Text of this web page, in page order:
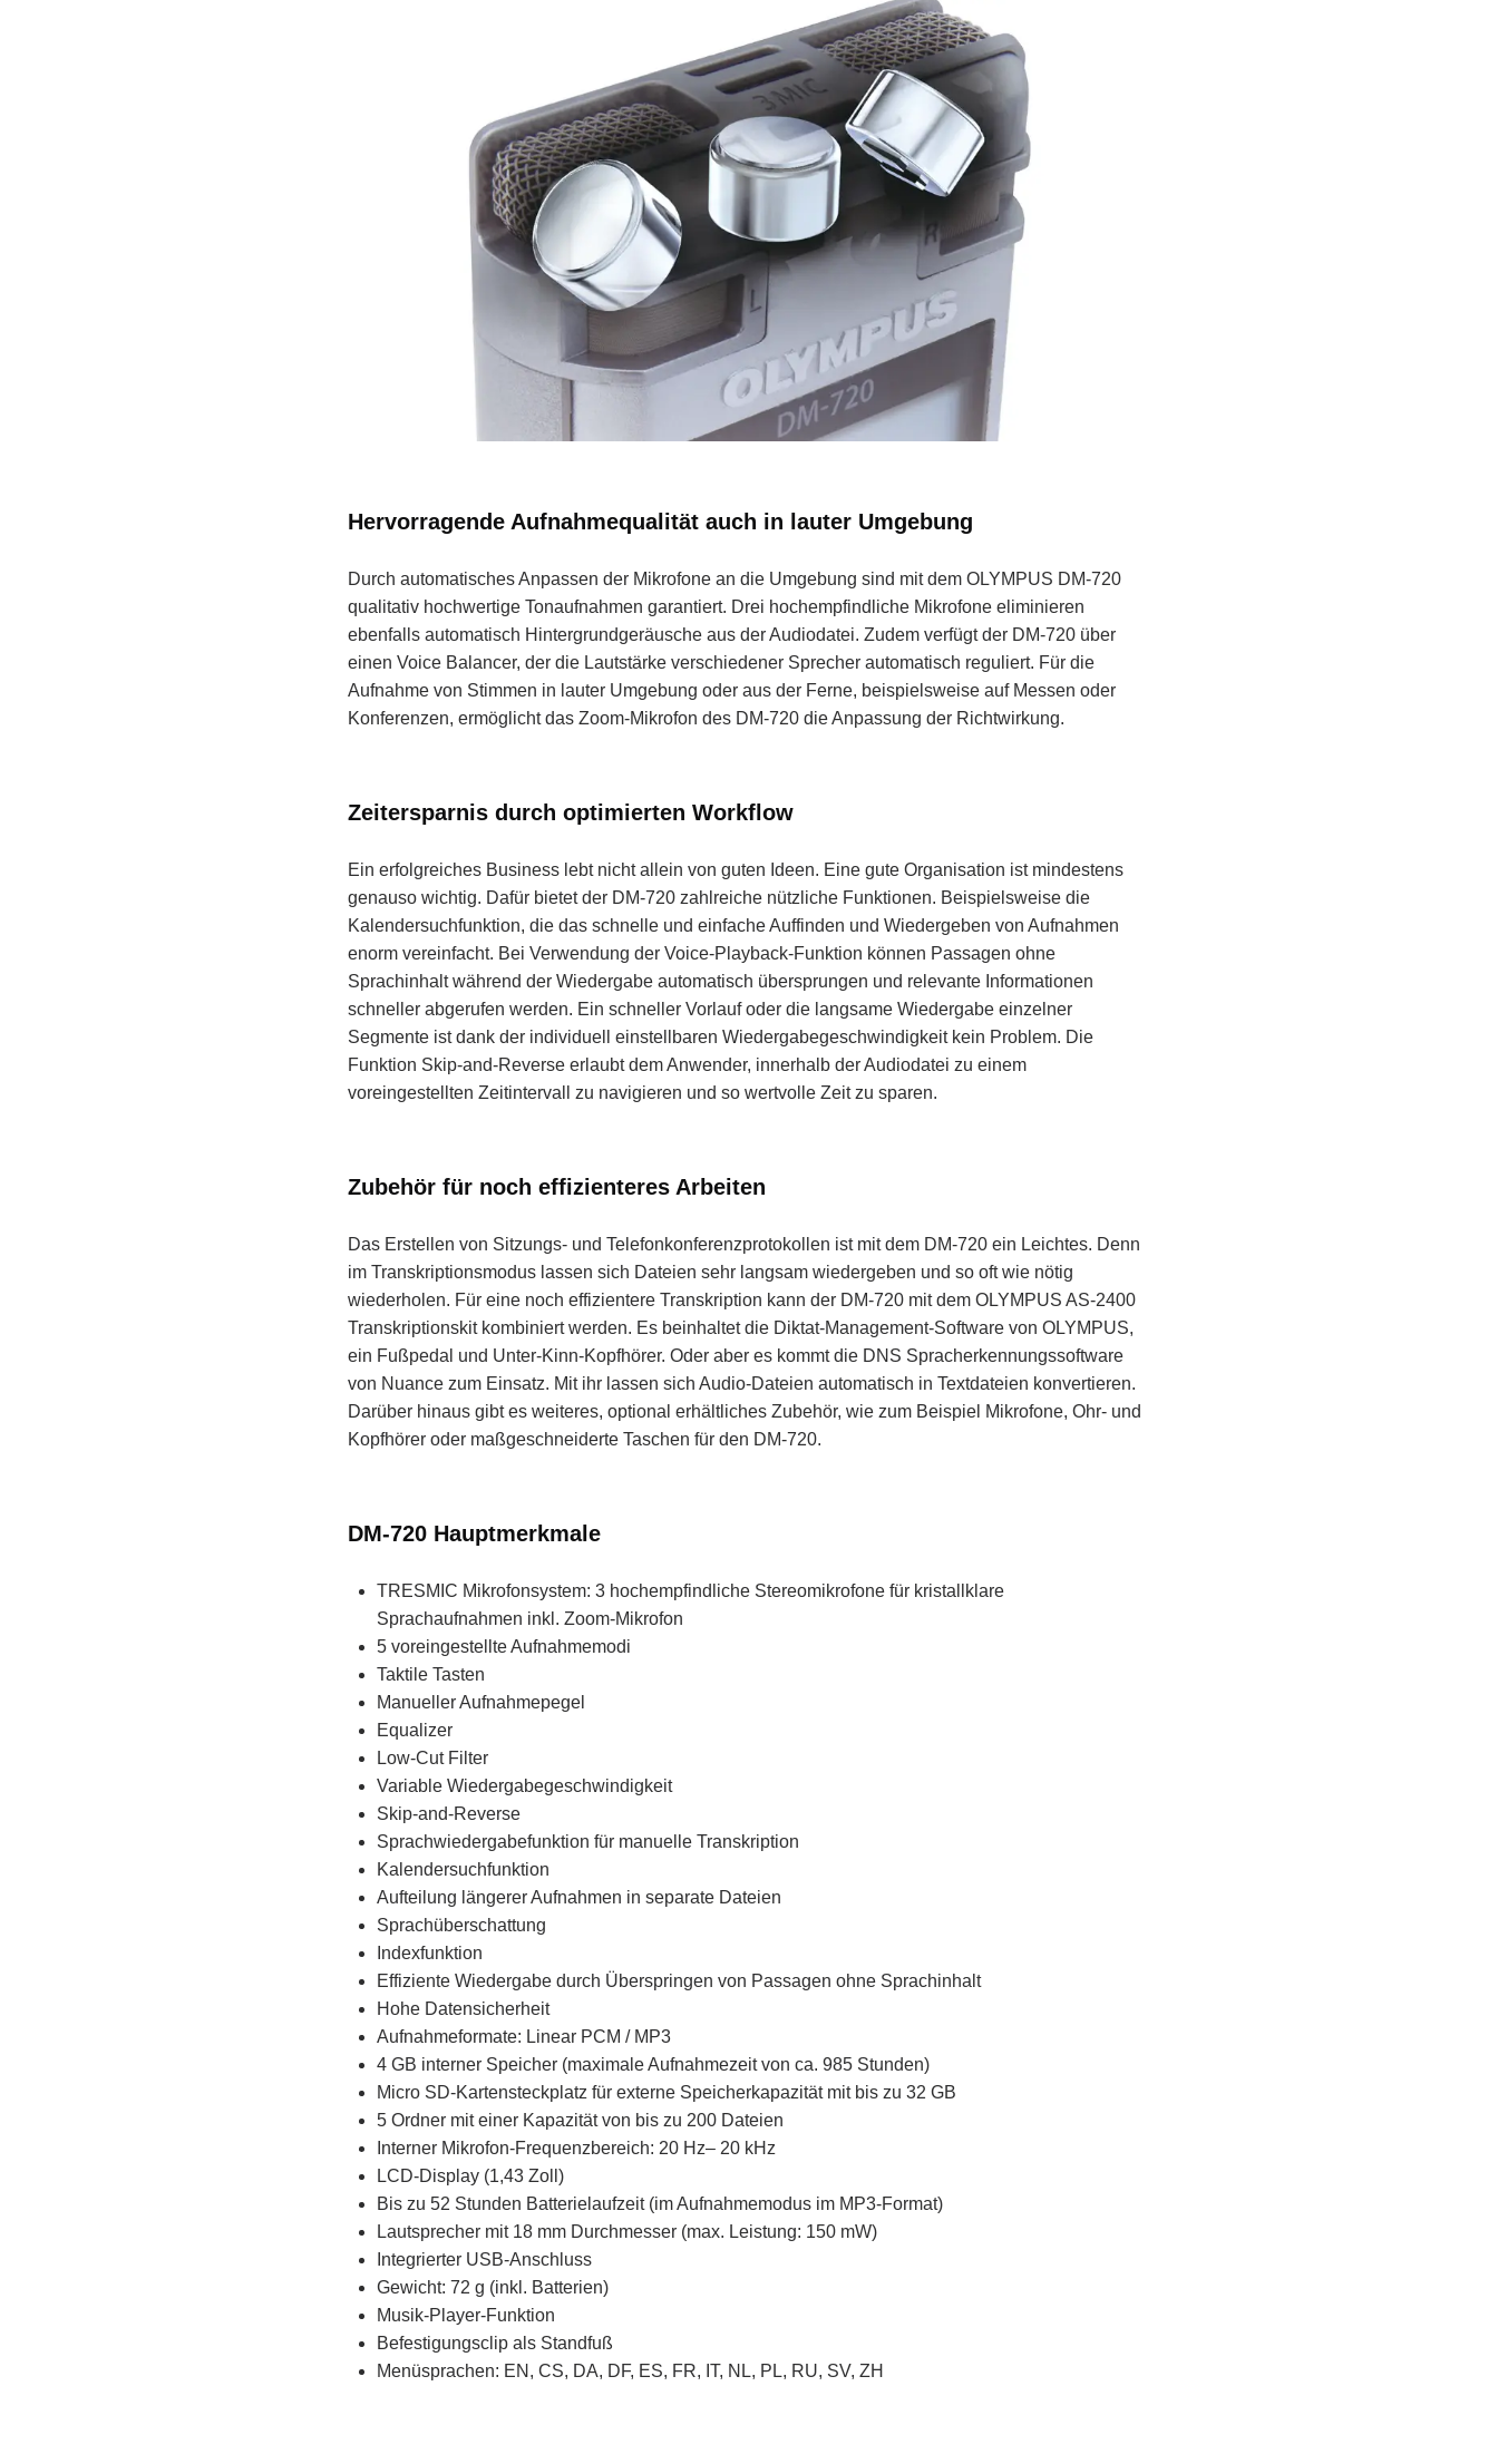
Hervorragende Aufnahmequalität auch in lauter Umgebung
Durch automatisches Anpassen der Mikrofone an die Umgebung sind mit dem OLYMPUS DM-720
qualitativ hochwertige Tonaufnahmen garantiert. Drei hochempfindliche Mikrofone eliminieren
ebenfalls automatisch Hintergrundgeräusche aus der Audiodatei. Zudem verfügt der DM-720 über
einen Voice Balancer, der die Lautstärke verschiedener Sprecher automatisch reguliert. Für die
Aufnahme von Stimmen in lauter Umgebung oder aus der Ferne, beispielsweise auf Messen oder
Konferenzen, ermöglicht das Zoom-Mikrofon des DM-720 die Anpassung der Richtwirkung.
Zeitersparnis durch optimierten Workflow
Ein erfolgreiches Business lebt nicht allein von guten Ideen. Eine gute Organisation ist mindestens
genauso wichtig. Dafür bietet der DM-720 zahlreiche nützliche Funktionen. Beispielsweise die
Kalendersuchfunktion, die das schnelle und einfache Auffinden und Wiedergeben von Aufnahmen
enorm vereinfacht. Bei Verwendung der Voice-Playback-Funktion können Passagen ohne
Sprachinhalt während der Wiedergabe automatisch übersprungen und relevante Informationen
schneller abgerufen werden. Ein schneller Vorlauf oder die langsame Wiedergabe einzelner
Segmente ist dank der individuell einstellbaren Wiedergabegeschwindigkeit kein Problem. Die
Funktion Skip-and-Reverse erlaubt dem Anwender, innerhalb der Audiodatei zu einem
voreingestellten Zeitintervall zu navigieren und so wertvolle Zeit zu sparen.
Zubehör für noch effizienteres Arbeiten
Das Erstellen von Sitzungs- und Telefonkonferenzprotokollen ist mit dem DM-720 ein Leichtes. Denn
im Transkriptionsmodus lassen sich Dateien sehr langsam wiedergeben und so oft wie nötig
wiederholen. Für eine noch effizientere Transkription kann der DM-720 mit dem OLYMPUS AS-2400
Transkriptionskit kombiniert werden. Es beinhaltet die Diktat-Management-Software von OLYMPUS,
ein Fußpedal und Unter-Kinn-Kopfhörer. Oder aber es kommt die DNS Spracherkennungssoftware
von Nuance zum Einsatz. Mit ihr lassen sich Audio-Dateien automatisch in Textdateien konvertieren.
Darüber hinaus gibt es weiteres, optional erhältliches Zubehör, wie zum Beispiel Mikrofone, Ohr- und
Kopfhörer oder maßgeschneiderte Taschen für den DM-720.
DM-720 Hauptmerkmale
TRESMIC Mikrofonsystem: 3 hochempfindliche Stereomikrofone für kristallklare
Sprachaufnahmen inkl. Zoom-Mikrofon
5 voreingestellte Aufnahmemodi
Taktile Tasten
Manueller Aufnahmepegel
Equalizer
Low-Cut Filter
Variable Wiedergabegeschwindigkeit
Skip-and-Reverse
Sprachwiedergabefunktion für manuelle Transkription
Kalendersuchfunktion
Aufteilung längerer Aufnahmen in separate Dateien
Sprachüberschattung
Indexfunktion
Effiziente Wiedergabe durch Überspringen von Passagen ohne Sprachinhalt
Hohe Datensicherheit
Aufnahmeformate: Linear PCM / MP3
4 GB interner Speicher (maximale Aufnahmezeit von ca. 985 Stunden)
Micro SD-Kartensteckplatz für externe Speicherkapazität mit bis zu 32 GB
5 Ordner mit einer Kapazität von bis zu 200 Dateien
Interner Mikrofon-Frequenzbereich: 20 Hz– 20 kHz
LCD-Display (1,43 Zoll)
Bis zu 52 Stunden Batterielaufzeit (im Aufnahmemodus im MP3-Format)
Lautsprecher mit 18 mm Durchmesser (max. Leistung: 150 mW)
Integrierter USB-Anschluss
Gewicht: 72 g (inkl. Batterien)
Musik-Player-Funktion
Befestigungsclip als Standfuß
Menüsprachen: EN, CS, DA, DF, ES, FR, IT, NL, PL, RU, SV, ZH